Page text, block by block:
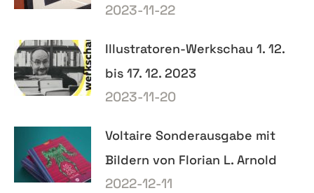
2023-11-22
Illustratoren-Werkschau 1. 12.
bis 17. 12. 2023
2023-11-20
Voltaire Sonderausgabe mit
Bildern von Florian L. Arnold
2022-12-11